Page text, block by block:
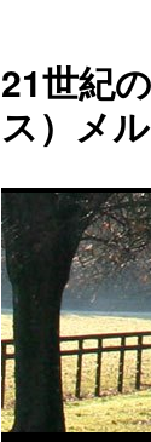
テ
ン
ツ
へ
キ
ッ
プ
21世紀
ス）メ